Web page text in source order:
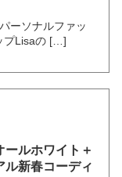
ーソナルファッ
プLisaの […]
ールホワイト＋
ル新春コーディ